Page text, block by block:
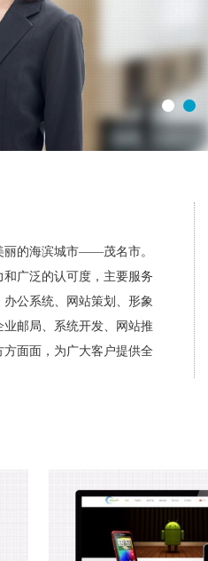
的海滨城市——茂名市。
广泛的认可度，主要服务
公系统、网站策划、形象
邮局、系统开发、网站推
面面，为广大客户提供全